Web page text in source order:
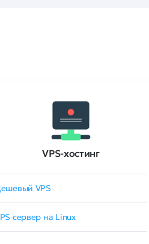
VPS-хостинг
VPS
сервер на Linux